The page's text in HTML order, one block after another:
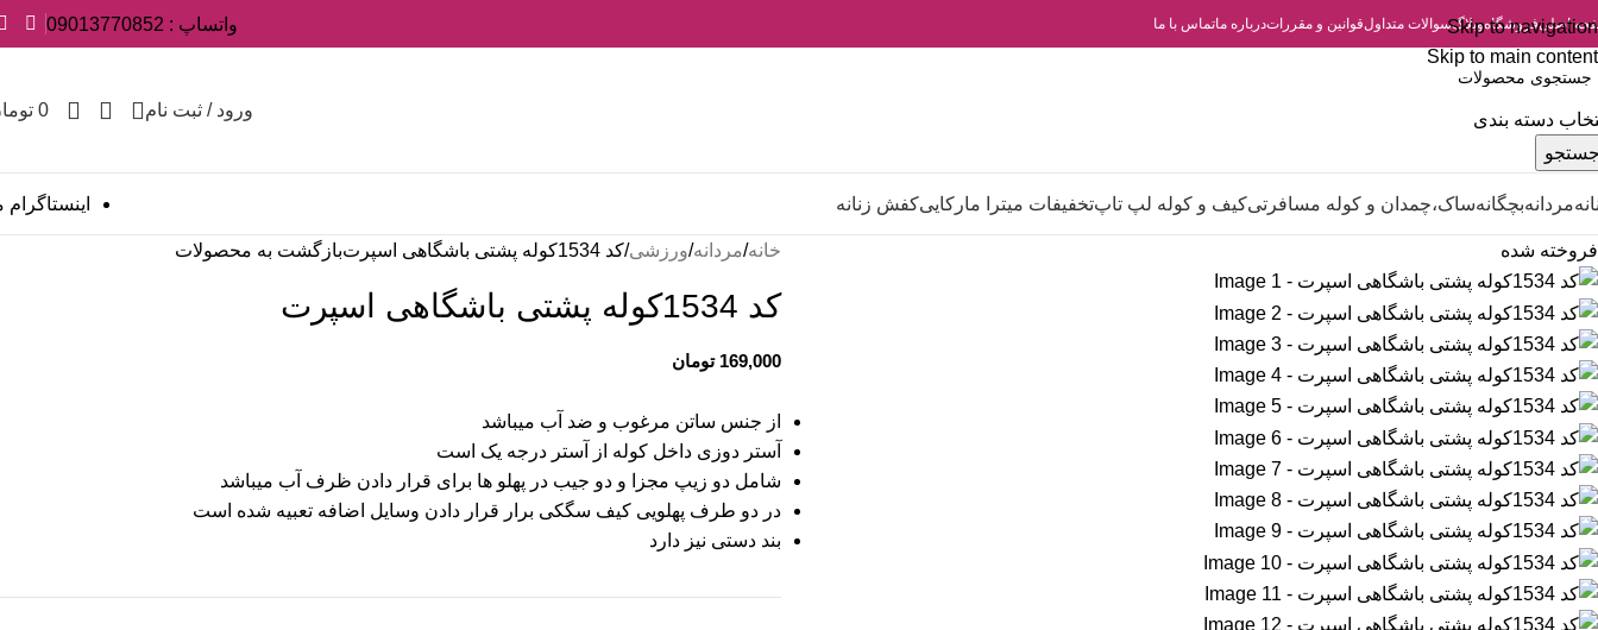
Skip to navigation
Skip to main content
اصلیفروشگاهوبلاگسوالات متداولقوانین و مقرراتدرباره ماتماس با ما واتساپ : 09013770852
دسته بندی
ورود / ثبت نام 0
مردانهبچگانهساک،چمدان و کوله مسافرتیکیف و کوله لپ تاپتخفیفات میترا مارکاییکفش زنانه اینستاگرام
فروخته شده خانه مردانه ورزشی کد 1534کوله پشتی باشگاهی اسپرت بازگشت به محصولات
کد 1534کوله پشتی باشگاهی اسپرت
169,000 تومان
از جنس ساتن مرغوب و ضد آب میباشد
آستر دوزی داخل کوله از آستر درجه یک است
شامل دو زیپ مجزا و دو جیب در پهلو ها برای قرار دادن ظرف آب میباشد
در دو طرف پهلویی کیف سگکی برار قرار دادن وسایل اضافه تعبیه شده است
بند دستی نیز دارد